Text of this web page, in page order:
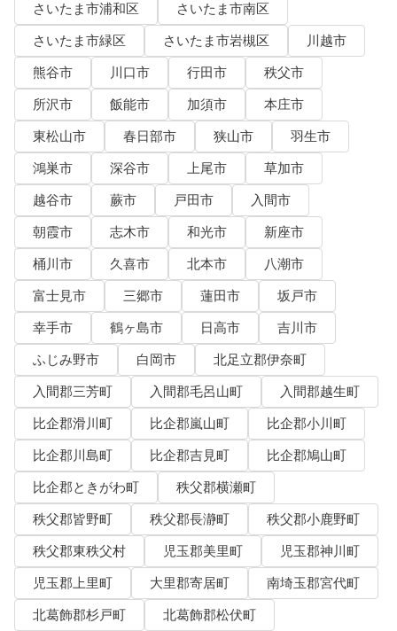
さいたま市浦和区
さいたま市南区
さいたま市緑区
さいたま市岩槻区
川越市
熊谷市
川口市 行田市
秩父市
所沢市
飯能市 加須市
本庄市
東松山市
春日部市 狭山市
羽生市
鴻巣市
深谷市 上尾市
草加市
越谷市
蕨市 戸田市
入間市
朝霞市
志木市 和光市
新座市
桶川市
久喜市 北本市
八潮市
富士見市
三郷市 蓮田市
坂戸市
幸手市
鶴ヶ島市 日高市
吉川市
ふじみ野市
白岡市
北足立郡伊奈町
入間郡三芳町
入間郡毛呂山町
入間郡越生町
比企郡滑川町
比企郡嵐山町
比企郡小川町
比企郡川島町
比企郡吉見町
比企郡鳩山町
比企郡ときがわ町
秩父郡横瀬町
秩父郡皆野町
秩父郡長瀞町
秩父郡小鹿野町
秩父郡東秩父村
児玉郡美里町
児玉郡神川町
児玉郡上里町
大里郡寄居町
南埼玉郡宮代町
北葛飾郡杉戸町
北葛飾郡松伏町